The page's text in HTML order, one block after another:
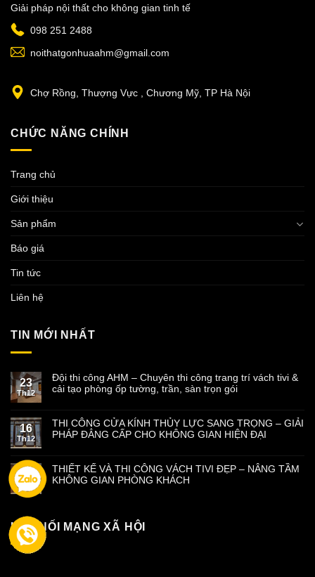
Giải pháp nội thất cho không gian tinh tế
098 251 2488
noithatgonhuaahm@gmail.com
Chợ Rồng, Thượng Vực , Chương Mỹ, TP Hà Nội
CHỨC NĂNG CHÍNH
Trang chủ
Giới thiệu
Sản phẩm
Báo giá
Tin tức
Liên hệ
TIN MỚI NHẤT
23
Th12
Đội thi công AHM – Chuyên thi công trang trí vách tivi &
cải tạo phòng ốp tường, trần, sàn trọn gói
16
Th12
THI CÔNG CỬA KÍNH THỦY LỰC SANG TRỌNG – GIẢI
PHÁP ĐẲNG CẤP CHO KHÔNG GIAN HIỆN ĐẠI
09
Th12
THIẾT KẾ VÀ THI CÔNG VÁCH TIVI ĐẸP – NÂNG TẦM
KHÔNG GIAN PHÒNG KHÁCH
KẾT NỐI MẠNG XÃ HỘI